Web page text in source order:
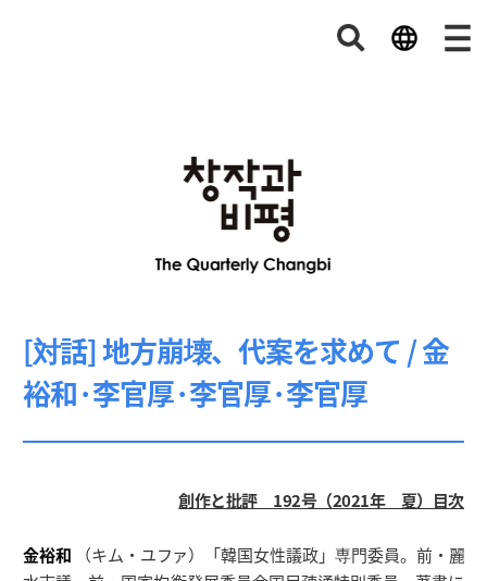
[対話] 地方崩壊、代案を求めて / 金
裕和·李官厚·李官厚·李官厚
創作と批評 192号（2021年 夏）目次
金裕和 （キム・ユファ）「韓国女性議政」専門委員。前・麗